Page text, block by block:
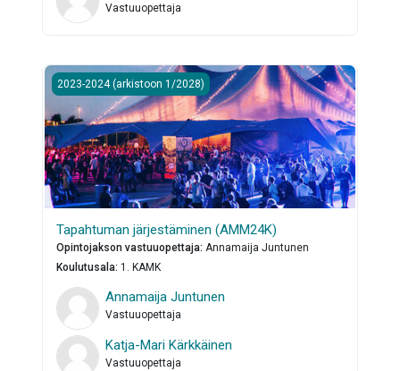
Vastuuopettaja
Tapahtuman järjestäminen (AMM24K)
2023-2024 (arkistoon 1/2028)
Tapahtuman järjestäminen (AMM24K)
Opintojakson vastuuopettaja:Annamaija Juntunen
Koulutusala: 1. KAMK
Annamaija Juntunen
Vastuuopettaja
Katja-Mari Kärkkäinen
Vastuuopettaja